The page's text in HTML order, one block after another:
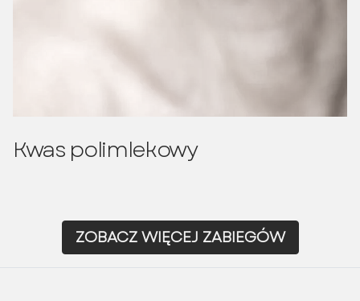
Kwas polimlekowy
ZOBACZ WIĘCEJ ZABIEGÓW